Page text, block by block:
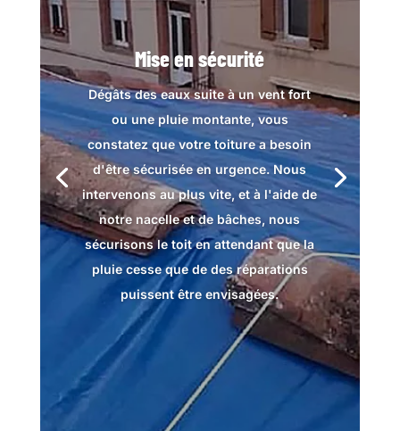
Mise en sécurité
Dégâts des eaux suite à un vent fort
ou une pluie montante, vous
constatez que votre toiture a besoin
d'être sécurisée en urgence. Nous
intervenons au plus vite, et à l'aide de
notre nacelle et de bâches, nous
sécurisons le toit en attendant que la
pluie cesse que de des réparations
puissent être envisagées.